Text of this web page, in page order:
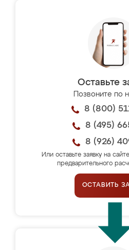
Оставьте
Позвоните по
8 (800)
8 (495)
8 (926)
Или оставьте заявку на
предварительного
ОСТАВИТЬ